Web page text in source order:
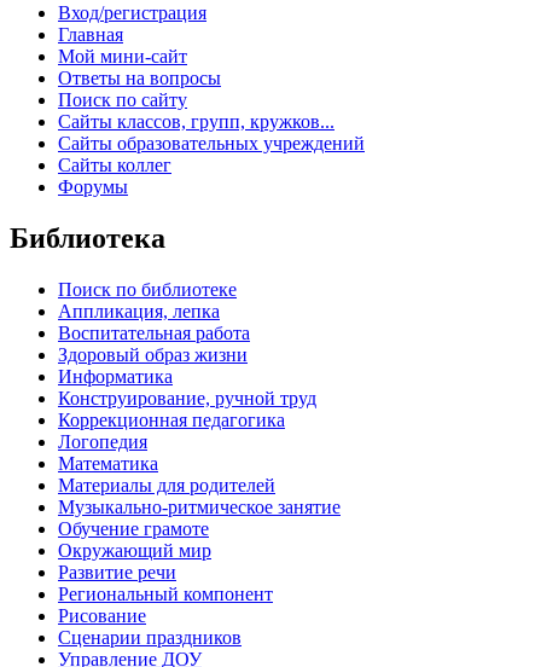
Вход/регистрация
Главная
Мой мини-сайт
Ответы на вопросы
Поиск по сайту
Сайты классов, групп, кружков...
Сайты образовательных учреждений
Сайты коллег
Форумы
Библиотека
Поиск по библиотеке
Аппликация, лепка
Воспитательная работа
Здоровый образ жизни
Информатика
Конструирование, ручной труд
Коррекционная педагогика
Логопедия
Математика
Материалы для родителей
Музыкально-ритмическое занятие
Обучение грамоте
Окружающий мир
Развитие речи
Региональный компонент
Рисование
Сценарии праздников
Управление ДОУ